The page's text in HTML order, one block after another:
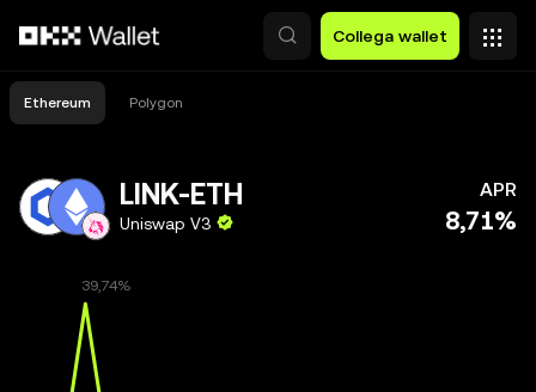
Collega wallet
Ethereum Polygon
LINK-ETH
Uniswap V3
APR
8,71%